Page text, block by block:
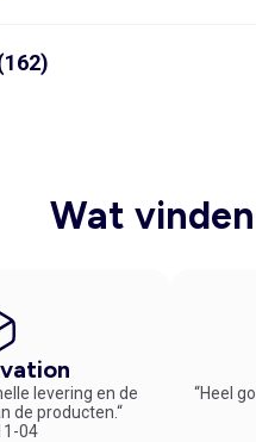
Wat
levering en de
de producten.“
04
“Heel